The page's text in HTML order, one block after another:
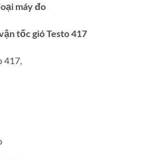
máy đo
tốc gió Testo 417
417,